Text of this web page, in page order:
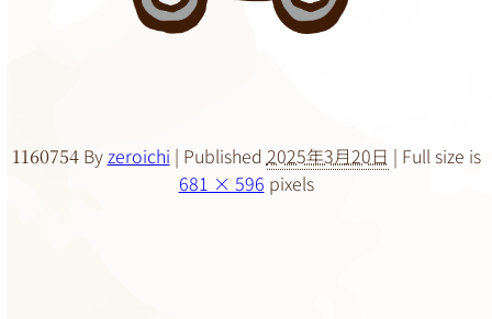
1160754 Byzeroichi | Published 2025年3月20日 | Full size is
681 × 596 pixels